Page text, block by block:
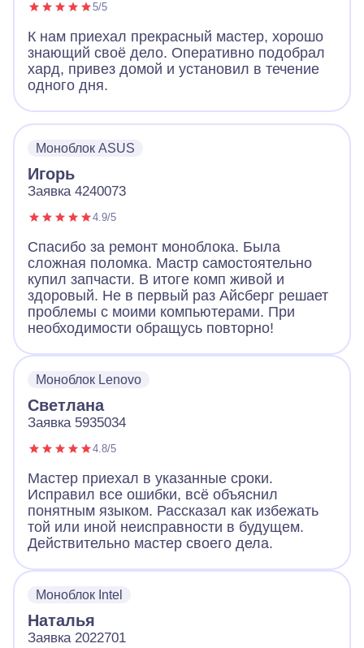
5/5
К нам приехал прекрасный мастер, хорошо
знающий своё дело. Оперативно подобрал
хард, привез домой и установил в течение
одного дня.
Моноблок ASUS
Игорь
Заявка 4240073
4.9/5
Спасибо за ремонт моноблока. Была
сложная поломка. Мастр самостоятельно
купил запчасти. В итоге комп живой и
здоровый. Не в первый раз Айсберг решает
проблемы с моими компьютерами. При
необходимости обращусь повторно!
Моноблок Lenovo
Светлана
Заявка 5935034
4.8/5
Мастер приехал в указанные сроки.
Исправил все ошибки, всё объяснил
понятным языком. Рассказал как избежать
той или иной неисправности в будущем.
Действительно мастер своего дела.
Моноблок Intel
Наталья
Заявка 2022701